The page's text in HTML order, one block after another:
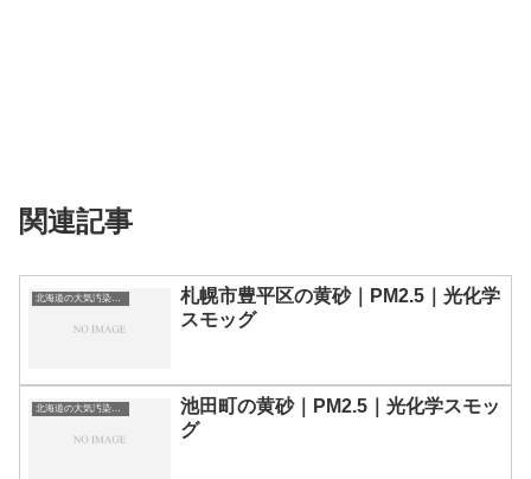
関連記事
北海道の大気汚染・PM2.5・黄砂・エアロゾルの数値
札幌市豊平区の黄砂｜PM2.5｜光化学
スモッグ
北海道の大気汚染・PM2.5・黄砂・エアロゾルの数値
池田町の黄砂｜PM2.5｜光化学スモッ
グ